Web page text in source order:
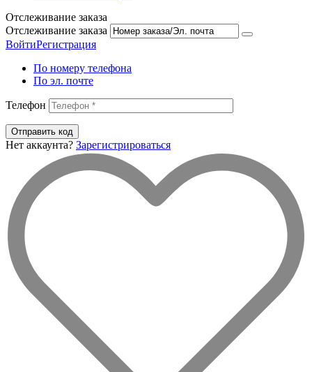
Отслеживание заказа
Отслеживание заказа
ВойтиРегистрация
По номеру телефона
По эл. почте
Телефон
Отправить код
Нет аккаунта? Зарегистрироваться